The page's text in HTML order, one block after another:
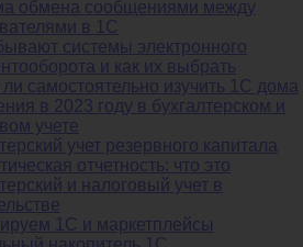
обмена сообщениями между
в 1С
системы электронного
и как их выбрать
самостоятельно изучить 1С дома
в 2023 году в бухгалтерском и
учете
учет резервного капитала
отчетность: что это
и налоговый учет в
1С и маркетплейсы